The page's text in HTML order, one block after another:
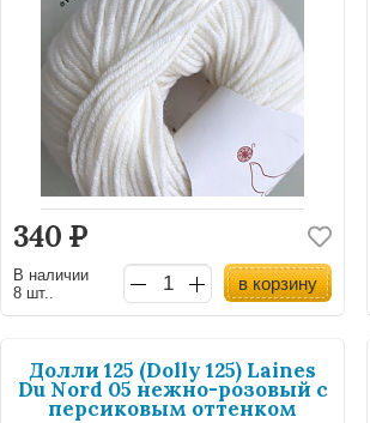
340 Р
В наличии
8 шт..
в корзину
Долли 125 (Dolly 125) Laines
Du Nord 05 нежно-розовый с
персиковым оттенком